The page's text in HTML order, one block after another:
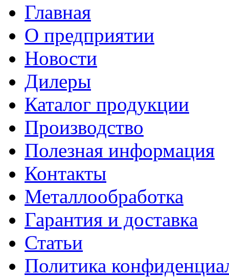
Главная
О предприятии
Новости
Дилеры
Каталог продукции
Производство
Полезная информация
Контакты
Металлообработка
Гарантия и доставка
Статьи
Политика